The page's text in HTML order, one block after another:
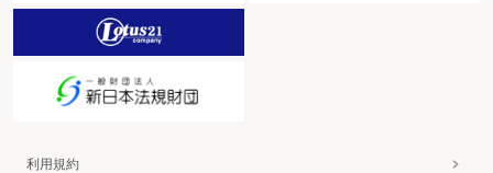
利用規約